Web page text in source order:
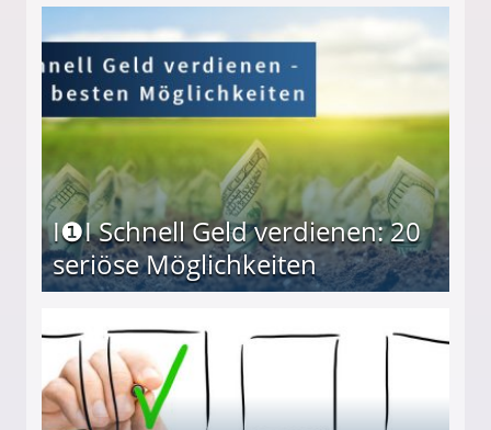
I❶I Schnell Geld verdienen: 20
seriöse Möglichkeiten